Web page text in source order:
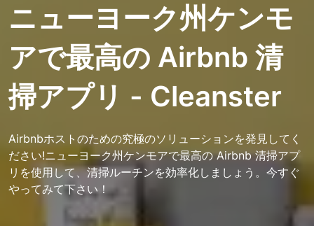
ニューヨーク州ケンモ
アで最高の Airbnb 清
掃アプリ - Cleanster
Airbnbホストのための究極のソリューションを発見してく
ださい!ニューヨーク州ケンモアで最高の Airbnb 清掃アプ
リを使用して、清掃ルーチンを効率化しましょう。今すぐ
やってみて下さい！